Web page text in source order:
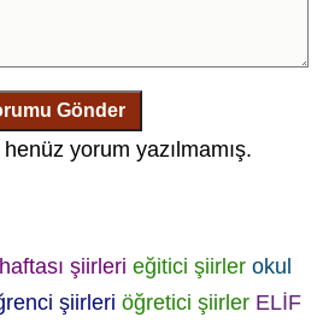
Gönder
yorum yazılmamış.
şiirleri eğitici şiirler okul
şiirleri öğretici şiirler ELİF